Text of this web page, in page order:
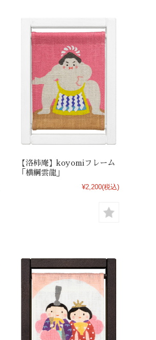
【洛柿庵】koyomiフレーム
「横綱雲龍」
¥2,200(税込)